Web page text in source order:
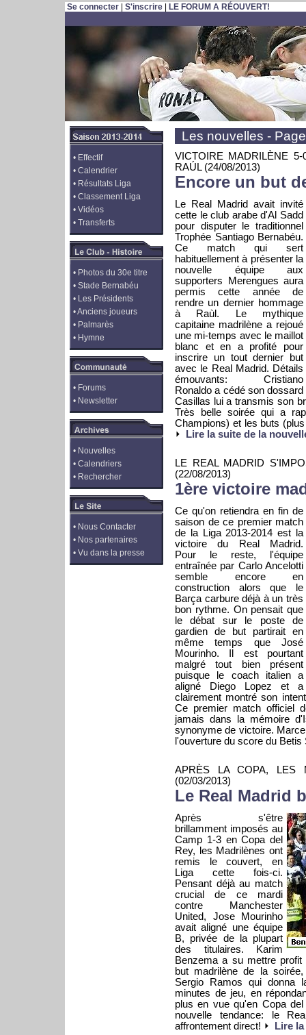
Se connecter S'inscrire LE FORUM A RÉOUVERT!
• Effectif
• Calendrier
• Résultats Liga
• Classement Liga
• Vidéos
• Transferts
• Photos du 30e titre
• Stade Bernabéu
• Les Présidents
•Anciens joueurs
• Palmarès
• Hymne
• Forums
• Newsletter
• Nouvelles
• Calendriers
• Rechercher
• Nous Contacter
• Nos partenaires
• Vu dans la presse
Les nouvelles -
VICTOIRE MADRILÈNE
RAÚL(24/08/2013)
Encore un but
Le Real Madrid avait invité
cette le club arabe d'Al Sadd
pour disputer le traditionnel
Trophée Santiago Bernabéu.
Ce match qui sert
habituellement à présenter la
nouvelle équipe aux
supporters Merengues aura
permis cette année de
rendre un dernier hommage
à Raùl. Le mythique
capitaine madrilène a rejoué
une mi-temps avec le maillot
blanc et en a profité pour
inscrire un tout dernier but
avec le Real Madrid. Détails
émouvants: Cristiano
Ronaldo a cédé son
Casillas lui a transmis son
Très belle soirée qui a
Champions) et les buts
Lire la suite de la
LE REAL MADRID
(22/08/2013)
1ère victoire
Ce qu'on retiendra en fin de
saison de ce premier match
de la Liga 2013-2014 est la
victoire du Real Madrid.
Pour le reste, l'équipe
entraînée par Carlo Ancelotti
semble encore en
construction alors que le
Barça carbure déjà à un très
bon rythme. On pensait que
le débat sur le poste de
gardien de but partirait en
même temps que José
Mourinho. Il est pourtant
malgré tout bien présent
puisque le coach italien a
aligné Diego Lopez et a
clairement montré son
Ce premier match officiel
jamais dans la mémoire
synonyme de victoire.
l'ouverture du score du
APRÈS LA COPA, LES
(02/03/2013)
Le Real Madrid
Après s'être
brillamment imposés au
Camp 1-3 en Copa del
Rey, les Madrilènes ont
remis le couvert, en
Liga cette fois-ci.
Pensant déjà au match
crucial de ce mardi
contre Manchester
United, Jose Mourinho
avait aligné une équipe
B, privée de la plupart
des titulaires. Karim
Benzema a su mettre
but madrilène de la
Sergio Ramos qui donna
minutes de jeu, en
plus en vue qu'en Copa
nouvelle tendance: le
affrontement direct!
Lire